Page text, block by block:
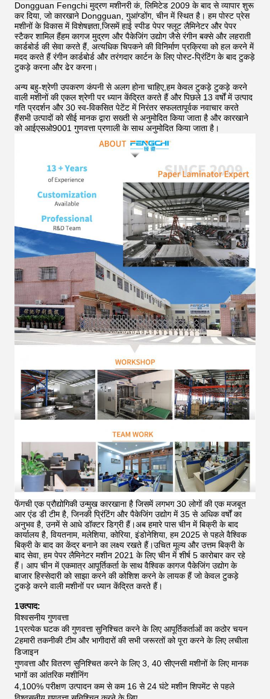
Dongguan Fengchi मुद्रण मशीनरी कं, लिमिटेड 2009 के बाद से व्यापार शुरू
कर दिया, जो कारखाने Dongguan, गुआंग्डोंग, चीन में स्थित है। हम पोस्ट प्रेस
मशीनों के विकास में विशेषज्ञता,जिसमें हाई स्पीड पेपर फ्लूट लैमिनेटर और पेपर
स्टैकर शामिल हैंहम कागज मुद्रण और पैकेजिंग उद्योग जैसे रंगीन बक्से और लहराती
कार्डबोर्ड की सेवा करते हैं, अत्यधिक चिपकने की विनिर्माण प्रक्रिया को हल करने में
मदद करते हैं रंगीन कार्डबोर्ड और तरंगदार कार्टन के लिए पोस्ट-प्रिंटिंग के बाद टुकड़े
टुकड़े करना और ढेर करना।
अन्य बहु-श्रेणी उपकरण कंपनी से अलग होना चाहिए,हम केवल टुकड़े टुकड़े करने
वाली मशीनों की एकल श्रेणी पर ध्यान केंद्रित करते हैं और पिछले 13 वर्षों में उत्पाद
गति प्रदर्शन और 30 स्व-विकसित पेटेंट में निरंतर सफलतापूर्वक नवाचार करते
हैंसभी उत्पादों को सीई मानक द्वारा सख्ती से अनुमोदित किया जाता है और कारखाने
को आईएसओ9001 गुणवत्ता प्रणाली के साथ अनुमोदित किया जाता है।
फेंगची एक प्रौद्योगिकी उन्मुख कारखाना है जिसमें लगभग 30 लोगों की एक मजबूत
आर एंड डी टीम है, जिनकी प्रिंटिंग और पैकेजिंग उद्योग में 35 से अधिक वर्षों का
अनुभव है, उनमें से आधे डॉक्टर डिग्री हैं।अब हमारे पास चीन में बिक्री के बाद
कार्यालय है, वियतनाम, मलेशिया, कोरिया, इंडोनेशिया, हम 2025 से पहले वैश्विक
बिक्री के बाद का केंद्र बनाने का लक्ष्य रखते हैं।उचित मूल्य और उत्तम बिक्री के
बाद सेवा, हम पेपर लैमिनेटर मशीन 2021 के लिए चीन में शीर्ष 5 कारोबार कर रहे
हैं। आप चीन में एकमात्र आपूर्तिकर्ता के साथ वैश्विक कागज पैकेजिंग उद्योग के
बाजार हिस्सेदारी को साझा करने की कोशिश करने के लायक हैं जो केवल टुकड़े
टुकड़े करने वाली मशीनों पर ध्यान केंद्रित करते हैं।
1उत्पाद:
विश्वसनीय गुणवत्ता
1प्रत्येक घटक की गुणवत्ता सुनिश्चित करने के लिए आपूर्तिकर्ताओं का कठोर चयन
2हमारी तकनीकी टीम और भागीदारों की सभी जरूरतों को पूरा करने के लिए लचीला
डिजाइन
गुणवत्ता और वितरण सुनिश्चित करने के लिए 3, 40 सीएनसी मशीनों के लिए मानक
भागों का आंतरिक मशीनिंग
4,100% परीक्षण उत्पादन कम से कम 16 से 24 घंटे मशीन शिपमेंट से पहले